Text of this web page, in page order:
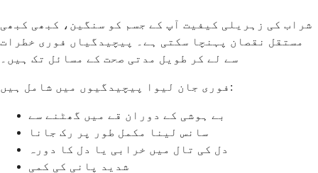
شراب کی زہریلی کیفیت آپ کے جسم کو سنگین، کبھی کبھی
مستقل نقصان پہنچا سکتی ہے۔ پیچیدگیاں فوری خطرات
سے لے کر طویل مدتی صحت کے مسائل تک ہیں۔
فوری جان لیوا پیچیدگیوں میں شامل ہیں:
بے ہوشی کے دوران قے میں گھٹنے سے
سانس لینا مکمل طور پر رک جانا
دل کی تال میں خرابی یا دل کا دورہ
شدید پانی کی کمی